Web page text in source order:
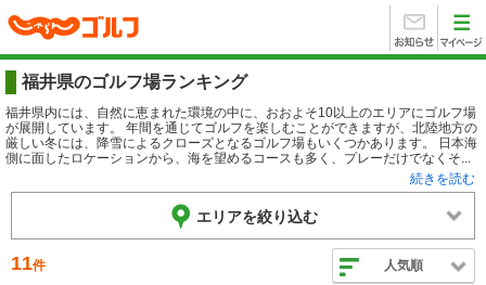
福井県のゴルフ場ランキング
福井県内には、自然に恵まれた環境の中に、おおよそ10以上のエリアにゴルフ場
が展開しています。 年間を通じてゴルフを楽しむことができますが、北陸地方の
厳しい冬には、降雪によるクローズとなるゴルフ場もいくつかあります。 日本海
側に面したロケーションから、海を望めるコースも多く、プレーだけでなくそ...
続きを読む
エリアを絞り込む
11件 人気順